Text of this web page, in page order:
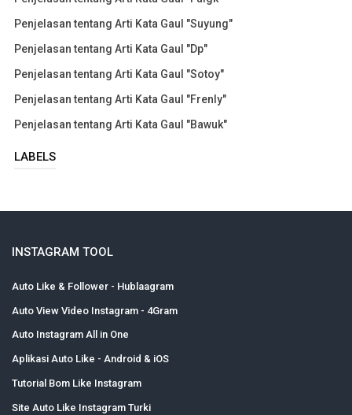
Penjelasan tentang Arti Kata Gaul "Suyung"
Penjelasan tentang Arti Kata Gaul "Dp"
Penjelasan tentang Arti Kata Gaul "Sotoy"
Penjelasan tentang Arti Kata Gaul "Frenly"
Penjelasan tentang Arti Kata Gaul "Bawuk"
LABELS
INSTAGRAM TOOL
Auto Like & Follower - Hublaagram
Auto View Video Instagram - 4Gram
Auto Instagram All in One
Aplikasi Auto Like - Android & iOS
Tutorial Bom Like Instagram
Site Auto Like Instagram Turki